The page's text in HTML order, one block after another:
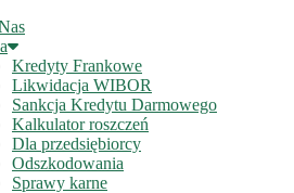
Kredyty Frankowe
Likwidacja WIBOR
Sankcja Kredytu Darmowego
Kalkulator roszczeń
Dla przedsiębiorcy
Odszkodowania
Sprawy karne